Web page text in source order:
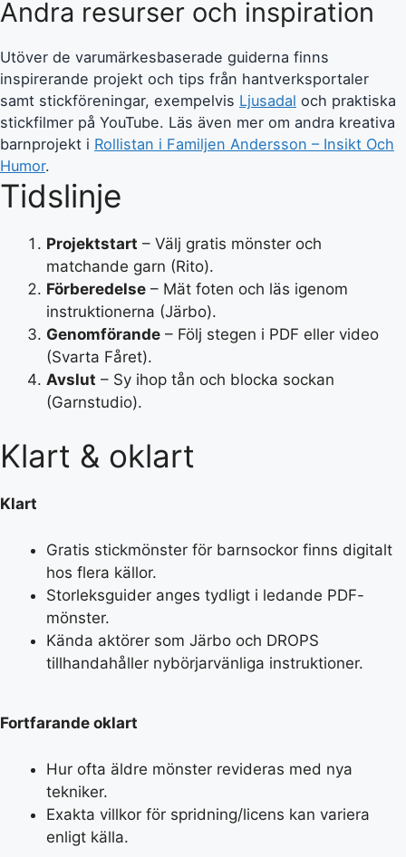
Andra resurser och inspiration
Utöver de varumärkesbaserade guiderna finns
inspirerande projekt och tips från hantverksportaler
samt stickföreningar, exempelvis Ljusadal och praktiska
stickfilmer på YouTube. Läs även mer om andra kreativa
barnprojekt i Rollistan i Familjen Andersson – Insikt Och
Humor.
Tidslinje
Projektstart – Välj gratis mönster och
matchande garn (Rito).
Förberedelse – Mät foten och läs igenom
instruktionerna (Järbo).
Genomförande – Följ stegen i PDF eller video
(Svarta Fåret).
Avslut – Sy ihop tån och blocka sockan
(Garnstudio).
Klart & oklart
Klart
Gratis stickmönster för barnsockor finns digitalt
hos flera källor.
Storleksguider anges tydligt i ledande PDF-
mönster.
Kända aktörer som Järbo och DROPS
tillhandahåller nybörjarvänliga instruktioner.
Fortfarande oklart
Hur ofta äldre mönster revideras med nya
tekniker.
Exakta villkor för spridning/licens kan variera
enligt källa.